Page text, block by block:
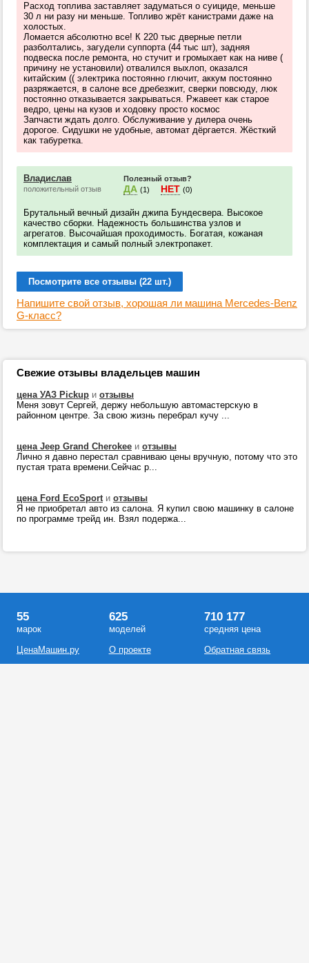
Расход топлива заставляет задуматься о суициде, меньше
30 л ни разу ни меньше. Топливо жрёт канистрами даже на
холостых.
Ломается абсолютно все! К 220 тыс дверные петли
разболтались, загудели суппорта (44 тыс шт), задняя
подвеска после ремонта, но стучит и громыхает как на ниве (
причину не установили) отвалился выхлоп, оказался
китайским (( электрика постоянно глючит, аккум постоянно
разряжается, в салоне все дребезжит, сверки повсюду, люк
постоянно отказывается закрываться. Ржавеет как старое
ведро, цены на кузов и ходовку просто космос
Запчасти ждать долго. Обслуживание у дилера очень
дорогое. Сидушки не удобные, автомат дёргается. Жёсткий
как табуретка.
Владислав
положительный отзыв
Полезный отзыв?
ДА (1) НЕТ (0)
Брутальный вечный дизайн джипа Бундесвера. Высокое
качество сборки. Надежность большинства узлов и
агрегатов. Высочайшая проходимость. Богатая, кожаная
комплектация и самый полный электропакет.
Посмотрите все отзывы (22 шт.)
Напишите свой отзыв, хорошая ли машина Mercedes-Benz
G-класс?
Свежие отзывы владельцев машин
цена УАЗ Pickup и отзывы
Меня зовут Сергей, держу небольшую автомастерскую в
районном центре. За свою жизнь перебрал кучу ...
цена Jeep Grand Cherokee и отзывы
Лично я давно перестал сравниваю цены вручную, потому что это
пустая трата времени.Сейчас р...
цена Ford EcoSportи отзывы
Я не приобретал авто из салона. Я купил свою машинку в салоне
по программе трейд ин. Взял подержа...
55
марок
ЦенаМашин.ру
625
моделей
О проекте
710 177
средняя цена
Обратная связь